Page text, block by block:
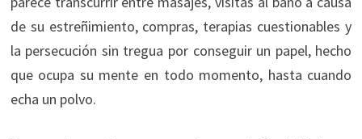
de su estreñimiento, compras, terapias cuestionables y
la persecución sin tregua por conseguir un papel, hecho
que ocupa su mente en todo momento, hasta cuando
echa un polvo.